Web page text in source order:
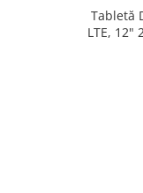
Tabletă
LTE, 12"